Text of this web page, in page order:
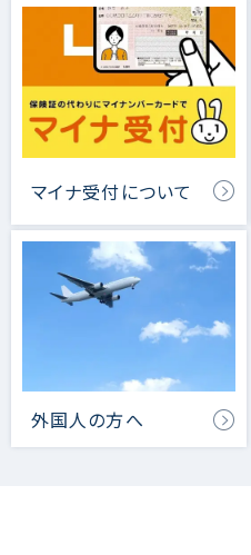
マイナ受付について
外国人の方へ